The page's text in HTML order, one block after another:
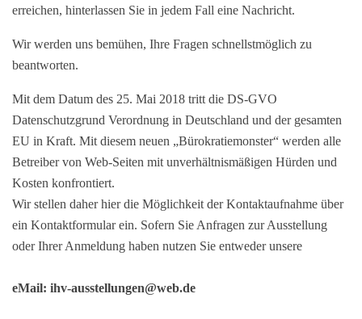
erreichen, hinterlassen Sie in jedem Fall eine Nachricht.
Wir werden uns bemühen, Ihre Fragen schnellstmöglich zu
beantworten.
Mit dem Datum des 25. Mai 2018 tritt die DS-GVO
Datenschutzgrund Verordnung in Deutschland und der gesamten
EU in Kraft. Mit diesem neuen „Bürokratiemonster“ werden alle
Betreiber von Web-Seiten mit unverhältnismäßigen Hürden und
Kosten konfrontiert.
Wir stellen daher hier die Möglichkeit der Kontaktaufnahme über
ein Kontaktformular ein. Sofern Sie Anfragen zur Ausstellung
oder Ihrer Anmeldung haben nutzen Sie entweder unsere
eMail: ihv-ausstellungen@web.de